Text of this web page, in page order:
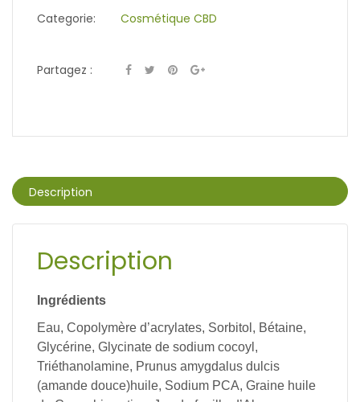
Categorie:
Cosmétique CBD
Partagez :
Description
Description
Ingrédients
Eau, Copolymère d’acrylates, Sorbitol, Bétaine,
Glycérine, Glycinate de sodium cocoyl,
Triéthanolamine, Prunus amygdalus dulcis
(amande douce)huile, Sodium PCA, Graine huile